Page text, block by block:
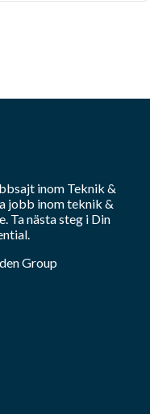
inom Teknik &
jobb inomteknik &
Ta nästa steg i Din
Group